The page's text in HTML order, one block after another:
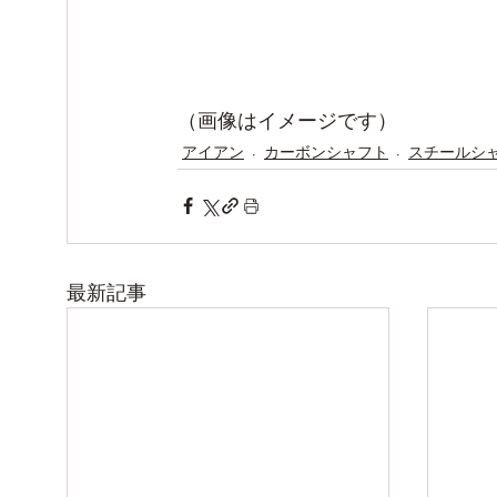
（画像はイメージです）
アイアン カーボンシャフト スチールシ
最新記事